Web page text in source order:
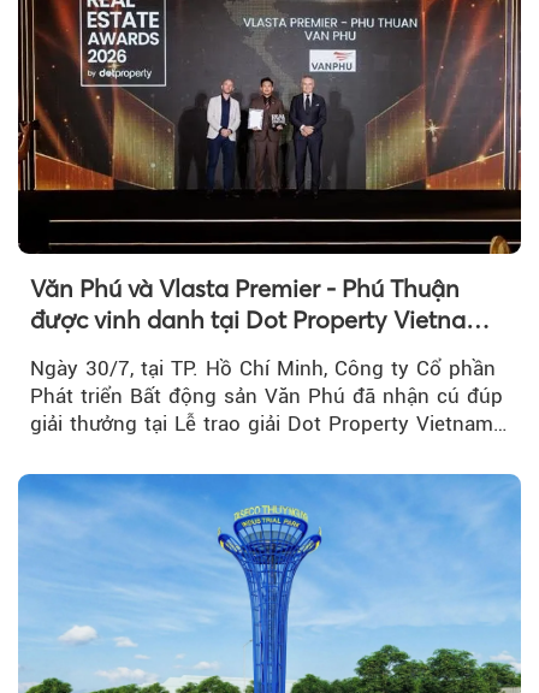
Văn Phú và Vlasta Premier - Phú Thuận
được vinh danh tại Dot Property Vietnam
Ngày 30/7, tại TP. Hồ Chí Minh, Công ty Cổ phần
Phát triển Bất động sản Văn Phú đã nhận cú đúp
giải thưởng tại Lễ trao giải Dot Property Vietnam